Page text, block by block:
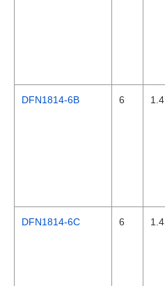
DFN1814-6B 6 1.4
DFN1814-6C 6 1.4